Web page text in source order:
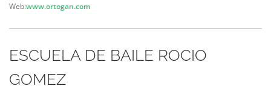
Web:www.ortogan.com
ESCUELA DE BAILE ROCIO
GOMEZ